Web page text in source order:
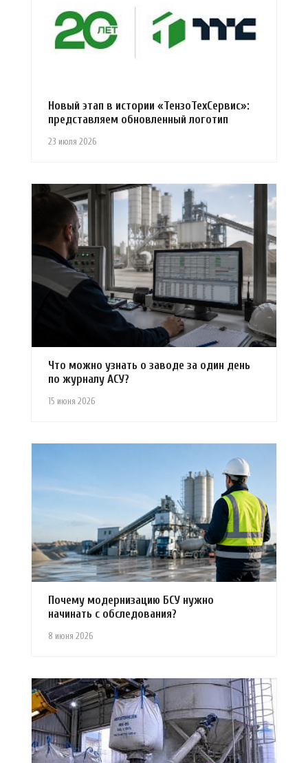
23 июля 2026
Новый этап в истории «ТензоТехСервис»:
представляем обновленный логотип
15 июня 2026
Что можно узнать о заводе за один день
по журналу АСУ?
8 июня 2026
Почему модернизацию БСУ нужно
начинать с обследования?